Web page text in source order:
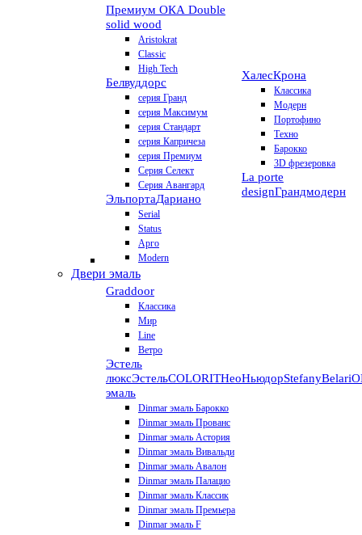
Премиум ОКА Double
solid wood
Aristokrat
Classic
High Tech
Белвуддорс
серия Гранд
серия Максимум
серия Стандарт
серия Капричеза
серия Премиум
Серия Селект
Серия Авангард
ЭльпортаДариано
Serial
Status
Арго
Modern
ХалесКрона
Классика
Модерн
Портофино
Техно
Барокко
3D фрезеровка
La porte
designГрандмодерн
Двери эмаль
Graddoor
Классика
Мир
Line
Ветро
Эстель
люксЭстельCOLORITНеоНьюдорStefanyBelari
эмаль
Dinmar эмаль Барокко
Dinmar эмаль Прованс
Dinmar эмаль Астория
Dinmar эмаль Вивальди
Dinmar эмаль Авалон
Dinmar эмаль Палацио
Dinmar эмаль Классик
Dinmar эмаль Премьера
Dinmar эмаль F